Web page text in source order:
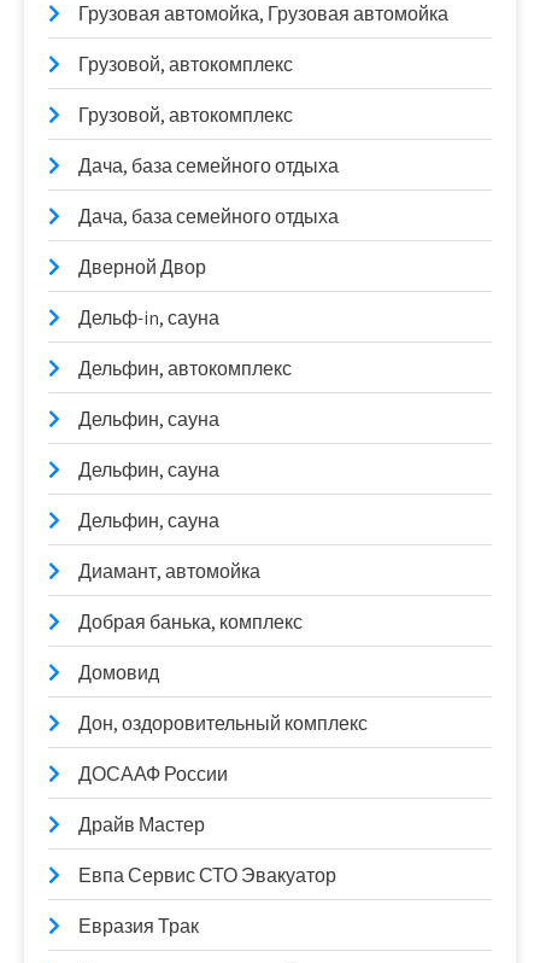
Грузовая автомойка, Грузовая автомойка
Грузовой, автокомплекс
Грузовой, автокомплекс
Дача, база семейного отдыха
Дача, база семейного отдыха
Дверной Двор
Дельф-in, сауна
Дельфин, автокомплекс
Дельфин, сауна
Дельфин, сауна
Дельфин, сауна
Диамант, автомойка
Добрая банька, комплекс
Домовид
Дон, оздоровительный комплекс
ДОСААФ России
Драйв Мастер
Евпа Сервис СТО Эвакуатор
Евразия Трак